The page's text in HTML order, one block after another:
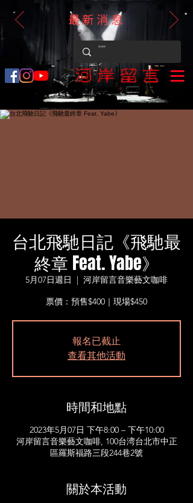
最新消息
台北飛馳日記《飛馳最
終章 Feat. Yabe》
5月07日週日
  |
河岸留言音樂藝文咖啡
票價：預售$400｜現場$450
報名已截止
查看其他活動
時間和地點
2023年5月07日 下午8:00 – 下午10:00
河岸留言音樂藝文咖啡, 100台湾台北市中正
區羅斯福路三段244巷2號
關於本活動